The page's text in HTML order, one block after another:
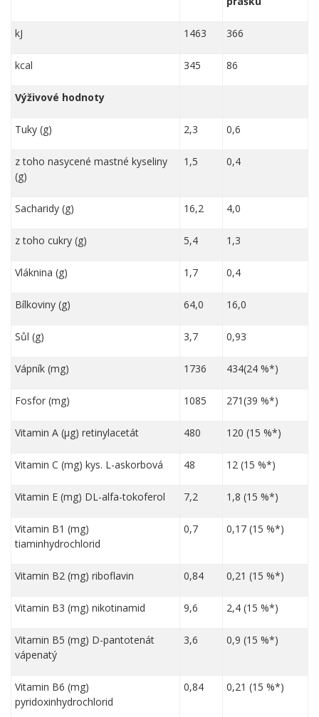
kJ 1463 366
kcal 345 86
Výživové hodnoty
Tuky (g) 2,3 0,6
z toho nasycené mastné kyseliny
(g)
1,5 0,4
Sacharidy (g) 16,2 4,0
z toho cukry (g) 5,4 1,3
Vláknina (g) 1,7 0,4
Bílkoviny (g) 64,0 16,0
Sůl (g) 3,7 0,93
Vápník (mg) 1736 434(24 %*)
Fosfor (mg) 1085 271(39 %*)
Vitamin A (µg) retinylacetát 480 120 (15 %*)
Vitamin C (mg) kys. L-askorbová 48 12 (15 %*)
Vitamin E (mg) DL-alfa-tokoferol 7,2 1,8 (15 %*)
Vitamin B1 (mg)
tiaminhydrochlorid
0,7 0,17 (15 %*)
Vitamin B2 (mg) riboflavin 0,84 0,21 (15 %*)
Vitamin B3 (mg) nikotinamid 9,6 2,4 (15 %*)
Vitamin B5 (mg) D-pantotenát
vápenatý
3,6 0,9 (15 %*)
Vitamin B6 (mg)
pyridoxinhydrochlorid
0,84 0,21 (15 %*)